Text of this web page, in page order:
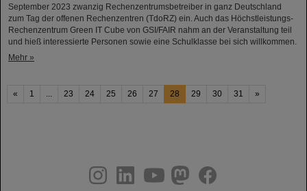
September 2023 zwanzig Rechenzentrumsbetreiber in ganz Deutschland
zum Tag der offenen Rechenzentren (TdoRZ) ein. Auch das Höchstleistungs-
Rechenzentrum Green IT Cube von GSI/FAIR nahm an der Veranstaltung teil
und hieß interessierte Personen sowie eine Schulklasse bei sich willkommen.
Mehr »
« 1 ... 23 24 25 26 27 28 29 30 31 »
youtubehelmholtz.socialfacebook